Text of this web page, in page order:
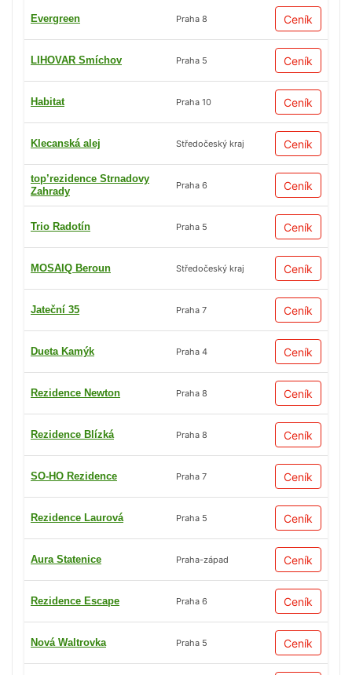
Evergreen Praha 8 Ceník
LIHOVAR Smíchov Praha 5 Ceník
Habitat Praha 10 Ceník
Klecanská alej Středočeský kraj Ceník
top’rezidence Strnadovy
Zahrady
Praha 6 Ceník
Trio Radotín Praha 5 Ceník
MOSAIQ Beroun Středočeský kraj Ceník
Jateční 35 Praha 7 Ceník
Dueta Kamýk Praha 4 Ceník
Rezidence Newton Praha 8 Ceník
Rezidence Blízká Praha 8 Ceník
SO-HO Rezidence Praha 7 Ceník
Rezidence Laurová Praha 5 Ceník
Aura Statenice Praha-západ Ceník
Rezidence Escape Praha 6 Ceník
Nová Waltrovka Praha 5 Ceník